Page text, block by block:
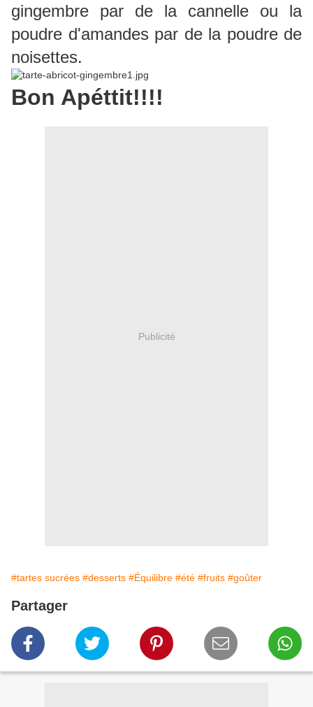
gingembre par de la cannelle ou la
poudre d'amandes par de la poudre de
noisettes.
Bon Apéttit!!!!
Publicité
#tartes sucrées #desserts #Équilibre #été #fruits #goûter
Partager